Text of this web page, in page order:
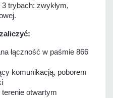
trybach: zwykłym,
łączność w paśmie 866
komunikacją, poborem
otwartym